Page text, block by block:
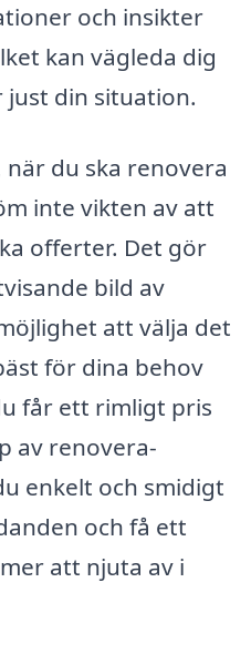
och insikter
kan vägleda dig
din situation.
du ska renovera
inte vikten av att
offerter. Det gör
bild av
att välja det
för dina behov
får ett rimligt pris
av renovera-
enkelt och smidigt
och få ett
att njuta av i